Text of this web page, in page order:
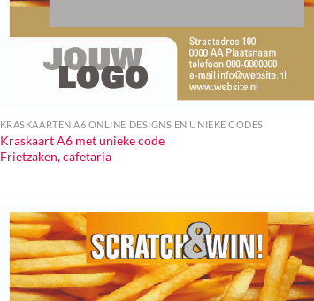
KRASKAARTEN A6 ONLINE DESIGNS EN UNIEKE CODES
Kraskaart A6 met unieke code
Frietzaken, cafetaria